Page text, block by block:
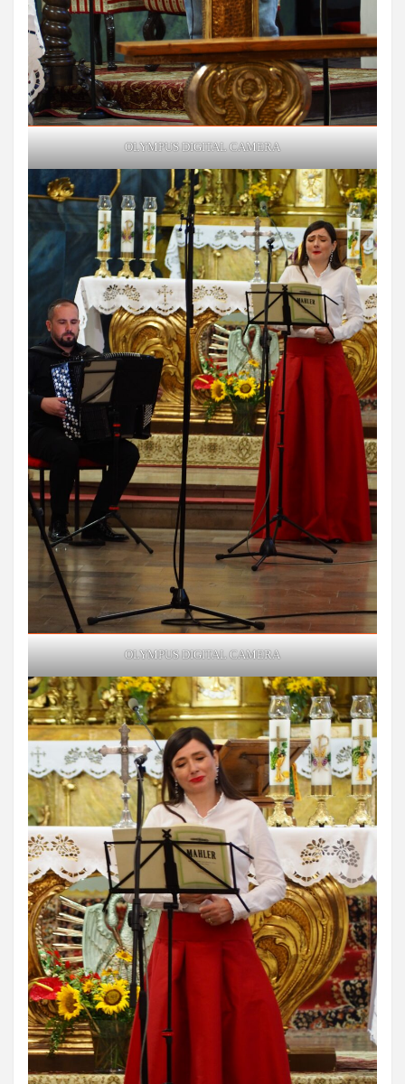
OLYMPUS DIGITAL CAMERA
OLYMPUS DIGITAL CAMERA